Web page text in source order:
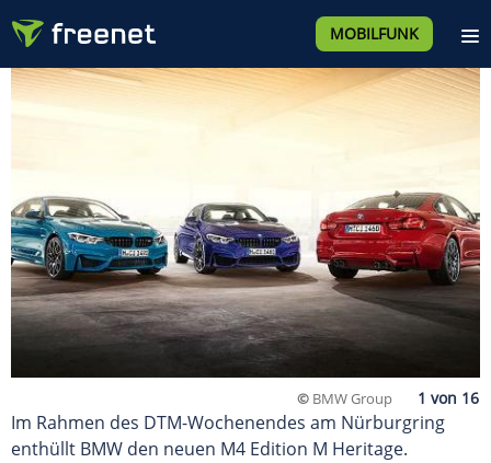
MOBILFUNK
© BMW Group
Im Rahmen des DTM-Wochenendes am Nürburgring
enthüllt BMW den neuen M4 Edition M Heritage.